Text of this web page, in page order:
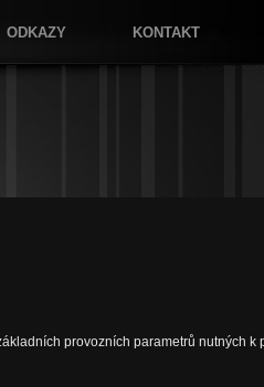
ODKAZY KONTAKT
provozních parametrů nutných k